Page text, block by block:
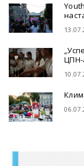
ЦПН-